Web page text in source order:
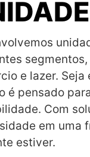
e lazer.
é pensado
Com
em uma
estiver.